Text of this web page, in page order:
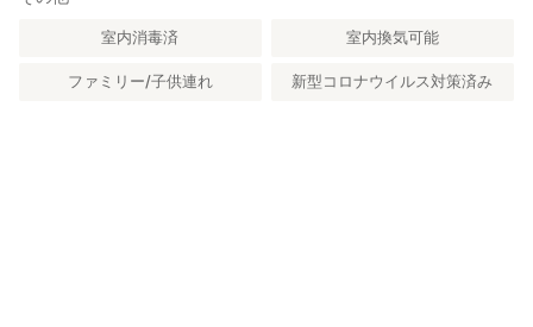
室内消毒済 室内換気可能
ファミリー/子供連れ 新型コロナウイルス対策済み